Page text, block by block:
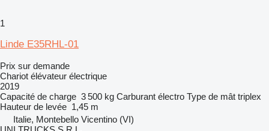
1
Linde E35RHL-01
Prix sur demande
Chariot élévateur électrique
2019
Capacité de charge 3 500 kg Carburant électro Type de mât triplex
Hauteur de levée 1,45 m
Italie, Montebello Vicentino (VI)